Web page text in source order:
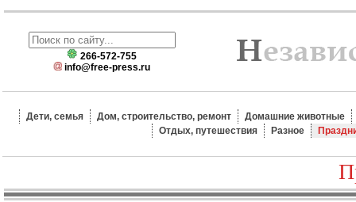
266-572-755
info@free-press.ru
Дети, семья Дом, строительство, ремонт
Домашние животные
Отдых, путешествия
Разное